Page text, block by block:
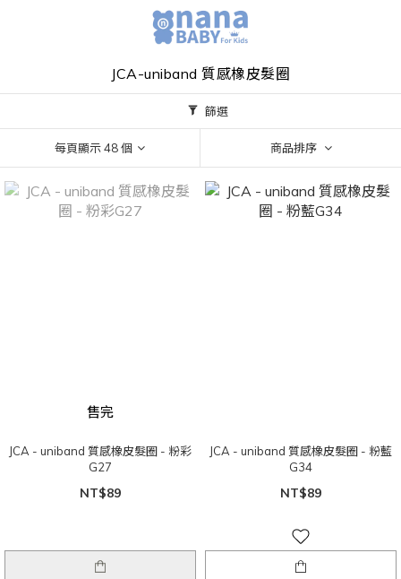
JCA-uniband 質感橡皮髮圈
篩選
每頁顯示 48 個 商品排序
售完
JCA - uniband 質感橡皮髮圈 - 粉彩
G27
NT$89
JCA - uniband 質感橡皮髮圈 - 粉藍
G34
NT$89